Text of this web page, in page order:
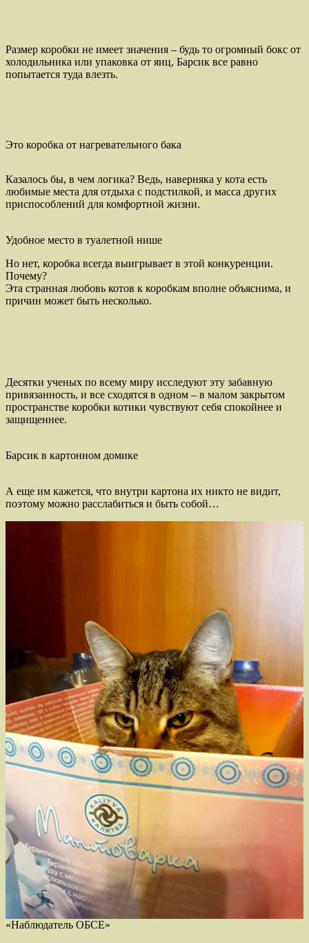
Размер коробки не имеет значения – будь то огромный бокс от
холодильника или упаковка от яиц, Барсик все равно
попытается туда влезть.
Это коробка от нагревательного бака
Казалось бы, в чем логика? Ведь, наверняка у кота есть
любимые места для отдыха с подстилкой, и масса других
приспособлений для комфортной жизни.
Удобное место в туалетной нише
Но нет, коробка всегда выигрывает в этой конкуренции.
Почему?
Эта странная любовь котов к коробкам вполне объяснима, и
причин может быть несколько.
Десятки ученых по всему миру исследуют эту забавную
привязанность, и все сходятся в одном – в малом закрытом
пространстве коробки котики чувствуют себя спокойнее и
защищеннее.
Барсик в картонном домике
А еще им кажется, что внутри картона их никто не видит,
поэтому можно расслабиться и быть собой…
«Наблюдатель ОБСЕ»